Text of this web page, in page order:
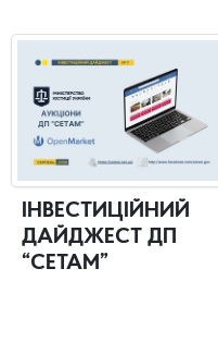
ІНВЕСТИЦІЙНИЙ
ДАЙДЖЕСТ ДП
“СЕТАМ”